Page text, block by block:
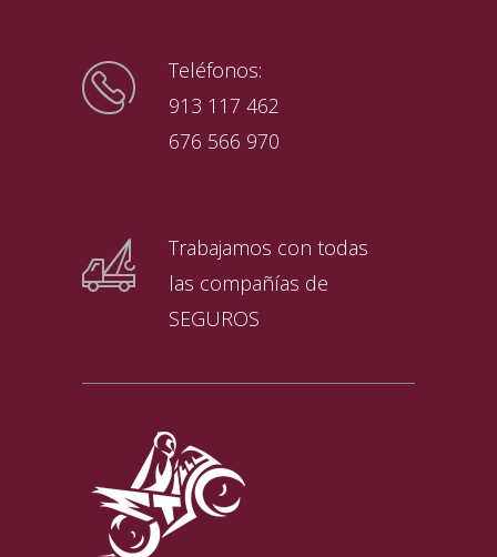
Teléfonos:
913 117 462
676 566 970
Trabajamos con todas
las compañías de
SEGUROS